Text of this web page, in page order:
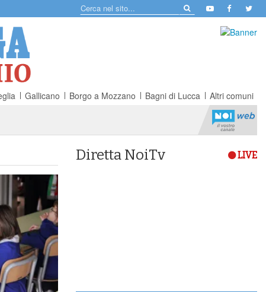
Gallicano Borgo a Mozzano Bagni di Lucca Altri comuni
Diretta NoiTv LIVE